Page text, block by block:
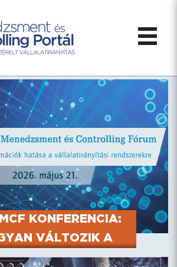
KONFERENCIA:
VÁLTOZIK A
SZEREPE